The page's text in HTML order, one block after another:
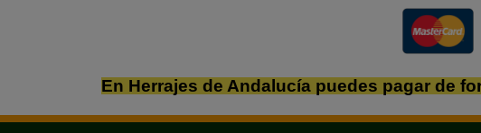
En Herrajes de Andalucía puedes pagar de